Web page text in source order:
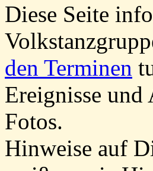
Diese Seite
den Terminen
Ereignisse
Fotos.
Hinweise auf